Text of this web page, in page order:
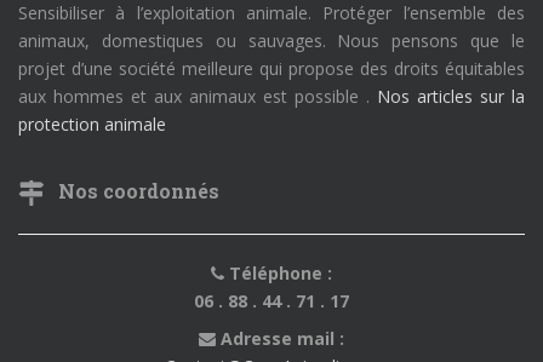
Sensibiliser à l’exploitation animale. Protéger l’ensemble des
animaux, domestiques ou sauvages. Nous pensons que le
projet d’une société meilleure qui propose des droits équitables
aux hommes et aux animaux est possible . Nos articles sur la
protection animale
Nos coordonnés
Téléphone :
06 . 88 . 44 . 71 . 17
Adresse mail :